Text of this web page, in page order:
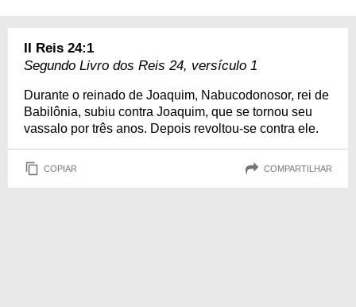
II Reis 24:1
Segundo Livro dos Reis 24, versículo 1
Durante o reinado de Joaquim, Nabucodonosor, rei de
Babilônia, subiu contra Joaquim, que se tornou seu
vassalo por três anos. Depois revoltou-se contra ele.
COPIAR COMPARTILHAR